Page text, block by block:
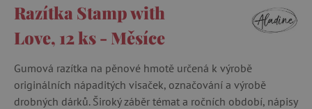
Razítka Stamp with
Love, 12 ks - Měsíce
Gumová razítka na pěnové hmotě určená k výrobě
originálních nápaditých visaček, označování a výrobě
drobných dárků. Široký záběr témat a ročních období, nápisy